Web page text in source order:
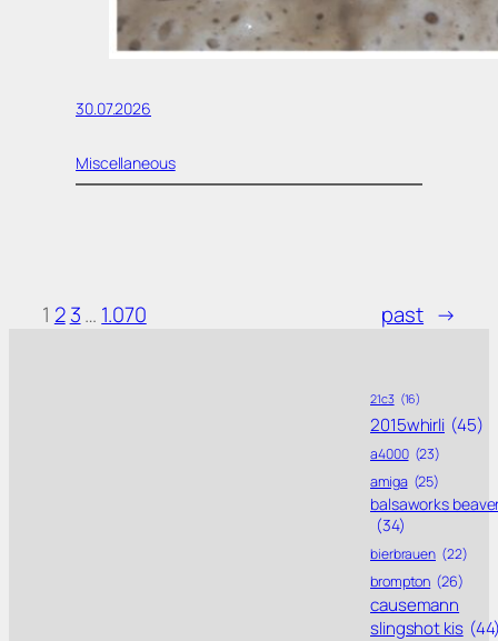
30.07.2026
Miscellaneous
1 2 3… 1.070 past →
21c3 (16)
2015whirli (45)
a4000 (23)
amiga (25)
balsaworks
(34)
bierbrauen (22)
brompton (26)
causemann
slingshot kis